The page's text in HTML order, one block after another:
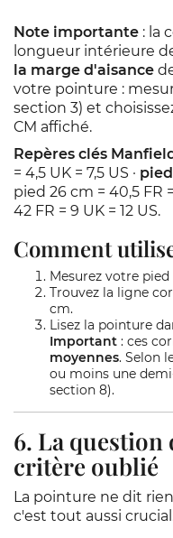
Note importante : la
longueur intérieure
la marge d'aisance
votre pointure :
section 3) et
CM affiché.
Repères clés
= 4,5 UK = 7,5 US · pied
pied 26 cm = 40,5 FR
42 FR = 9 UK = 12 US.
Comment
Mesurez votre
Trouvez la ligne
cm.
Lisez la pointure
Important : ces
moyennes. Selon
ou moins une
section 8).
6. La question
critère oublié
La pointure ne dit
c'est tout aussi